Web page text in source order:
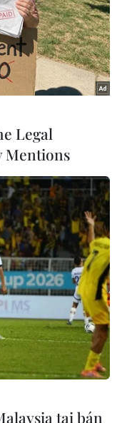
trong vụ
bằng xe cấp
các bước xét
thể nhận diện
Legal
Mentions
tại bán